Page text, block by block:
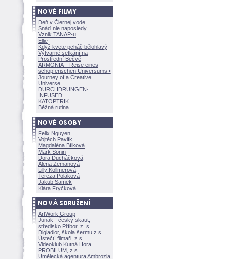
Deň v Čiernej vode
Snáď nie naposledy
Vznik TANAP-u
Ellie
Když kvete pcháč bělohlavý
Výtvarné setkání na
Prostřední Bečvě
ARMONÍA – Reise eines
schöpferischen Universums •
Journey of a Creative
Universe
DURCHDRUNGEN·
INFUSED
KATOPTRIK
Běžná rutina
Felix Nguyen
Vojtěch Pavlík
Magdaléna Bílkov
Mark Sonin
Dora Ducháčkov
Alena Zemanov
Lilly Kollmerov
Tereza Polákov
Jakub Samek
Klára Fryčkov
ArtWork Group
Junák - český skaut,
středisko Příbor, z. s.
Digladior, škola šermu z.s.
Ústečtí filmaři, z.s.
Videoklub Kutná Hora
PROBILUM, z.s.
Umělecká agentura Ambrozia